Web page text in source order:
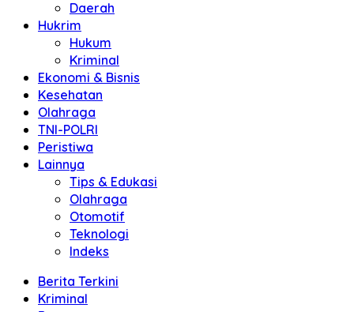
Daerah
Hukrim
Hukum
Kriminal
Ekonomi & Bisnis
Kesehatan
Olahraga
TNI-POLRI
Peristiwa
Lainnya
Tips & Edukasi
Olahraga
Otomotif
Teknologi
Indeks
Berita Terkini
Kriminal